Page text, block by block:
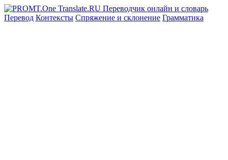
Перевод Контексты Спряжение и склонение Грамматика